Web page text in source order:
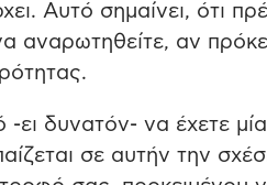
Αυτό σημαίνει, ότι
αναρωτηθείτε, αν
-ει δυνατόν- να έχετε
σε αυτήν την